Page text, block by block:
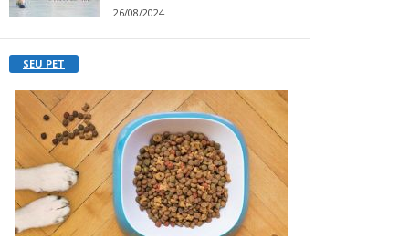
26/08/2024
SEU PET